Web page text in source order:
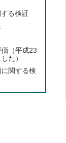
る検証
（平成23
た）
関する検